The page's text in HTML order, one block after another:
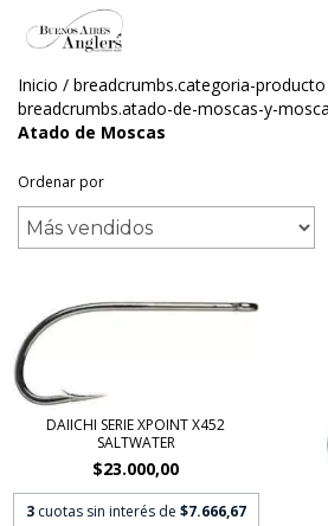
Inicio / breadcrumbs.categoria-producto
breadcrumbs.atado-de-moscas-y-
Atado de Moscas
Ordenar por
DAIICHI SERIE XPOINT X452
SALTWATER
$23.000,00
3 cuotas sin interés de $7.666,67